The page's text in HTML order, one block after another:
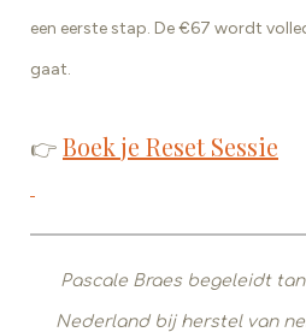
een eerste stap. De €67 wordt
gaat.
👉 Boek je Reset Sessie
Pascale Braes begeleidt
Nederland bij herstel van